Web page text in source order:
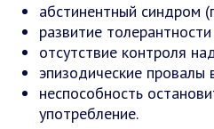
абстинентный синдром
развитие
отсутствие контроля
эпизодические провалы
неспособность
употребление.